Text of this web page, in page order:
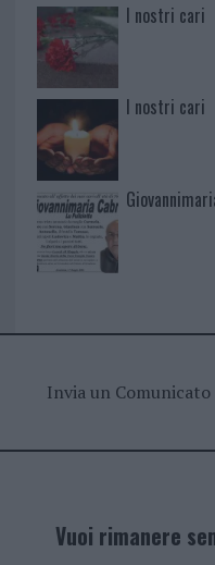
I nostri cari
I nostri cari
Invia un Comunicato
Vuoi rimanere